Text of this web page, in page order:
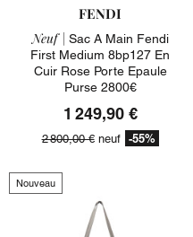
FENDI
Neuf | Sac A Main Fendi
First Medium 8bp127 En
Cuir Rose Porte Epaule
Purse 2800€
1 249,90 €
2 800,00 €neuf -55%
Nouveau